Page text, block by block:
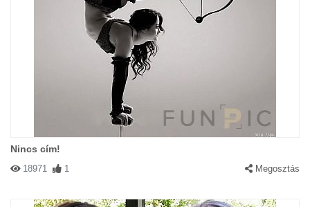
Nincs cím!
18971 1 Megosztás